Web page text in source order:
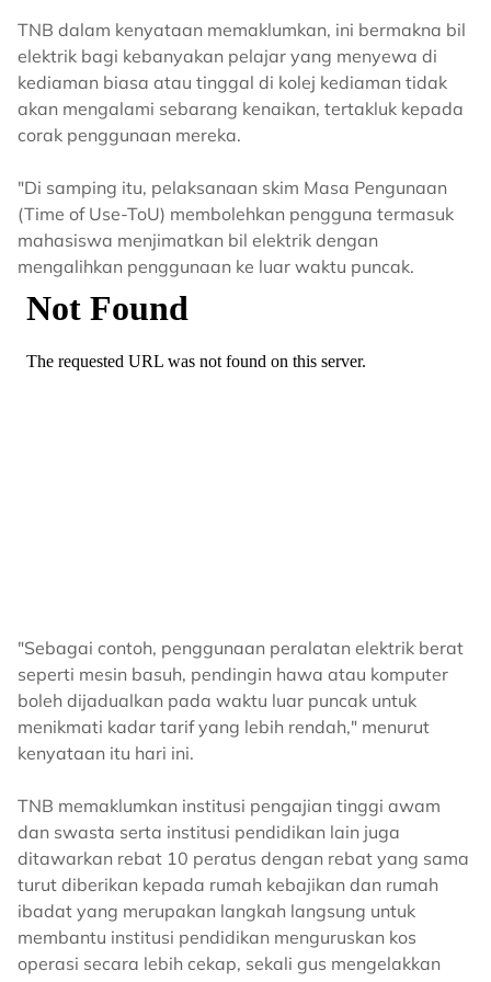
TNB dalam kenyataan memaklumkan, ini bermakna bil
elektrik bagi kebanyakan pelajar yang menyewa di
kediaman biasa atau tinggal di kolej kediaman tidak
akan mengalami sebarang kenaikan, tertakluk kepada
corak penggunaan mereka.
"Di samping itu, pelaksanaan skim Masa Pengunaan
(Time of Use-ToU) membolehkan pengguna termasuk
mahasiswa menjimatkan bil elektrik dengan
mengalihkan penggunaan ke luar waktu puncak.
"Sebagai contoh, penggunaan peralatan elektrik berat
seperti mesin basuh, pendingin hawa atau komputer
boleh dijadualkan pada waktu luar puncak untuk
menikmati kadar tarif yang lebih rendah," menurut
kenyataan itu hari ini.
TNB memaklumkan institusi pengajian tinggi awam
dan swasta serta institusi pendidikan lain juga
ditawarkan rebat 10 peratus dengan rebat yang sama
turut diberikan kepada rumah kebajikan dan rumah
ibadat yang merupakan langkah langsung untuk
membantu institusi pendidikan menguruskan kos
operasi secara lebih cekap, sekali gus mengelakkan